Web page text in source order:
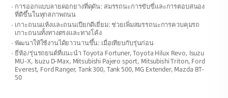
การออกแบบลายดอกยางที่ดุดัน: สมรรถนะการขับขี่และการตอบสนอง
ที่ดีขึ้นในทุกสภาพถนน
เกาะถนนแห้งและถนนเปียกดีเยี่ยม: ช่วยเพิ่มสมรรถนะการควบคุมรถ
เกาะถนนทั้งทางตรงและทางโค้ง
พัฒนาให้ใช้งานได้ยาวนานขึ้น: เมื่อเทียบกับรุ่นก่อน
ยี่ห้อ/รุ่นรถยนต์ที่แนะนำ Toyota Fortuner, Toyota Hilux Revo, Isuzu
MU-X, Isuzu D-Max, Mitsubishi Pajero sport, Mitsubishi Triton, Ford
Everest, Ford Ranger, Tank 300, Tank 500, MG Extender, Mazda BT-
50